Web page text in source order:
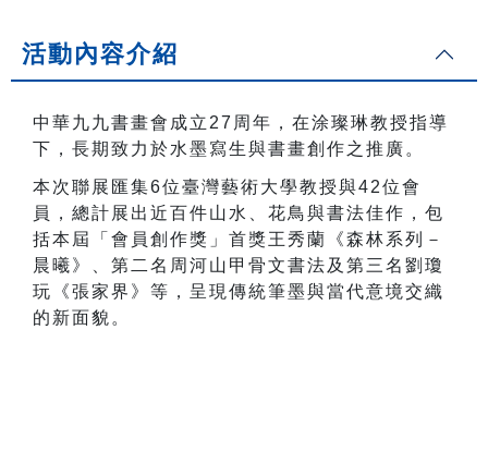
活動內容介紹
中華九九書畫會成立 27 周年，在涂璨琳教授指導
下，長期致力於水墨寫生與書畫創作之推廣。
本次聯展匯集6位臺灣藝術大學教授與42位會
員，總計展出近百件山水、花鳥與書法佳作，包
括本屆「會員創作獎」首獎王秀蘭《森林系列－
晨曦》、第二名周河山甲骨文書法及第三名劉瓊
玩《張家界》等，呈現傳統筆墨與當代意境交織
的新面貌。